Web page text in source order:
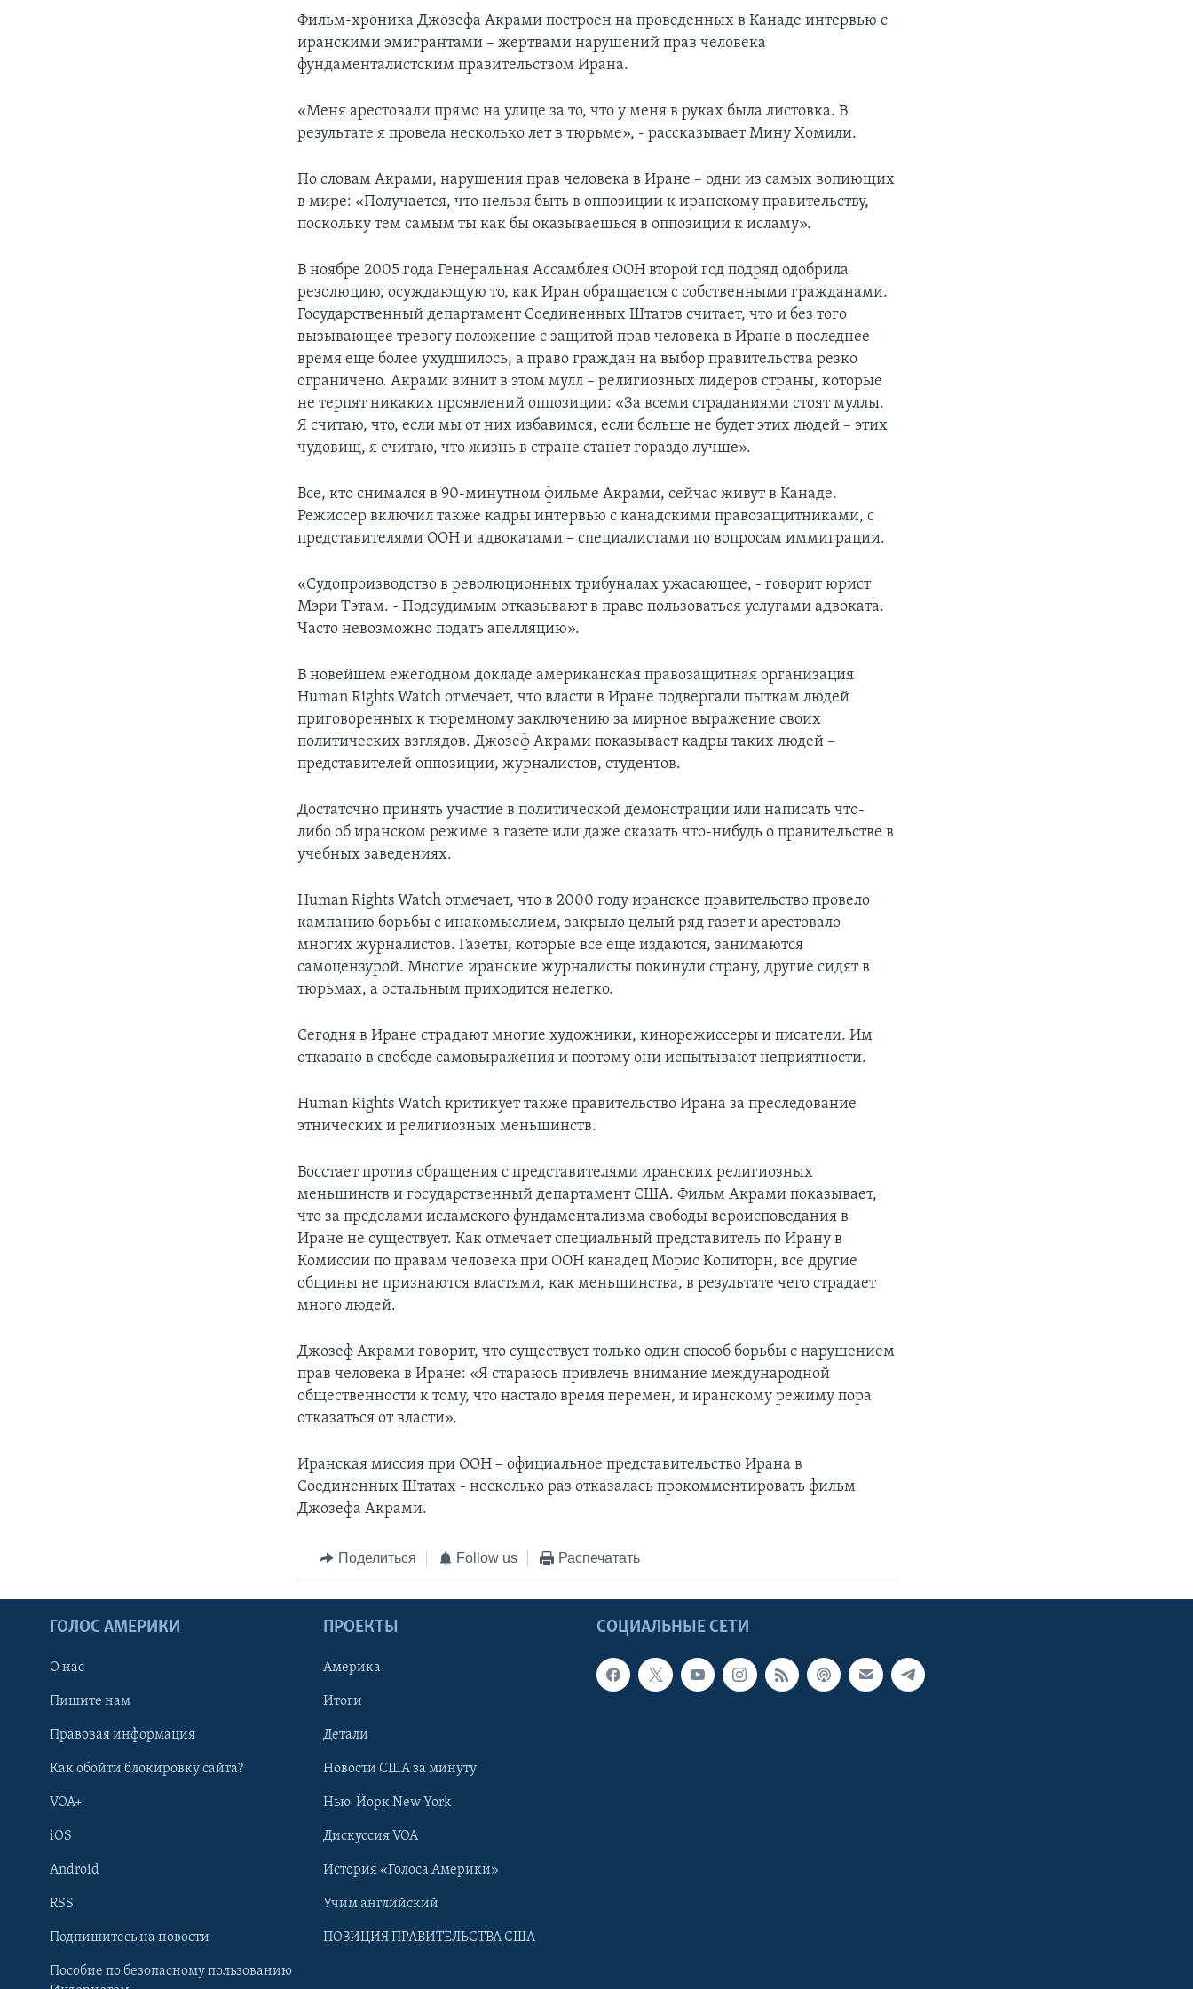
Learning English
Фильм-хроника Джозефа Акрами построен на проведенных в Канаде интервью с
иранскими эмигрантами – жертвами нарушений прав человека
фундаменталистским правительством Ирана.
«Меня арестовали прямо на улице за то, что у меня в руках была листовка. В
результате я провела несколько лет в тюрьме», - рассказывает Мину Хомили.
По словам Акрами, нарушения прав человека в Иране – одни из самых вопиющих
в мире: «Получается, что нельзя быть в оппозиции к иранскому правительству,
поскольку тем самым ты как бы оказываешься в оппозиции к исламу».
В ноябре 2005 года Генеральная Ассамблея ООН второй год подряд одобрила
резолюцию, осуждающую то, как Иран обращается с собственными гражданами.
Государственный департамент Соединенных Штатов считает, что и без того
вызывающее тревогу положение с защитой прав человека в Иране в последнее
время еще более ухудшилось, а право граждан на выбор правительства резко
ограничено. Акрами винит в этом мулл – религиозных лидеров страны, которые
не терпят никаких проявлений оппозиции: «За всеми страданиями стоят муллы.
Я считаю, что, если мы от них избавимся, если больше не будет этих людей – этих
чудовищ, я считаю, что жизнь в стране станет гораздо лучше».
Все, кто снимался в 90-минутном фильме Акрами, сейчас живут в Канаде.
Режиссер включил также кадры интервью с канадскими правозащитниками, с
представителями ООН и адвокатами – специалистами по вопросам иммиграции.
«Судопроизводство в революционных трибуналах ужасающее, - говорит юрист
Мэри Тэтам. - Подсудимым отказывают в праве пользоваться услугами адвоката.
Часто невозможно подать апелляцию».
В новейшем ежегодном докладе американская правозащитная организация
Human Rights Watch отмечает, что власти в Иране подвергали пыткам людей
приговоренных к тюремному заключению за мирное выражение своих
политических взглядов. Джозеф Акрами показывает кадры таких людей –
представителей оппозиции, журналистов, студентов.
Достаточно принять участие в политической демонстрации или написать что-
либо об иранском режиме в газете или даже сказать что-нибудь о правительстве в
учебных заведениях.
Human Rights Watch отмечает, что в 2000 году иранское правительство провело
кампанию борьбы с инакомыслием, закрыло целый ряд газет и арестовало
многих журналистов. Газеты, которые все еще издаются, занимаются
самоцензурой. Многие иранские журналисты покинули страну, другие сидят в
тюрьмах, а остальным приходится нелегко.
Сегодня в Иране страдают многие художники, кинорежиссеры и писатели. Им
отказано в свободе самовыражения и поэтому они испытывают неприятности.
Human Rights Watch критикует также правительство Ирана за преследование
этнических и религиозных меньшинств.
Восстает против обращения с представителями иранских религиозных
меньшинств и государственный департамент США. Фильм Акрами показывает,
что за пределами исламского фундаментализма свободы вероисповедания в
Иране не существует. Как отмечает специальный представитель по Ирану в
Комиссии по правам человека при ООН канадец Морис Копиторн, все другие
общины не признаются властями, как меньшинства, в результате чего страдает
много людей.
Джозеф Акрами говорит, что существует только один способ борьбы с нарушением
прав человека в Иране: «Я стараюсь привлечь внимание международной
общественности к тому, что настало время перемен, и иранскому режиму пора
отказаться от власти».
Иранская миссия при ООН – официальное представительство Ирана в
Соединенных Штатах - несколько раз отказалась прокомментировать фильм
Джозефа Акрами.
Поделиться Follow us Распечатать
СОЦИАЛЬНЫЕ СЕТИ
ГОЛОС АМЕРИКИ
О нас
Пишите нам
Правовая информация
Как обойти блокировку сайта?
VOA+
iOS
Android
RSS
Подпишитесь на новости
Пособие по безопасному пользованию
ПРОЕКТЫ
Америка
Итоги
Детали
Новости США за минуту
Нью-Йорк New York
Дискуссия VOA
История «Голоса Америки»
Учим английский
ПОЗИЦИЯ ПРАВИТЕЛЬСТВА США